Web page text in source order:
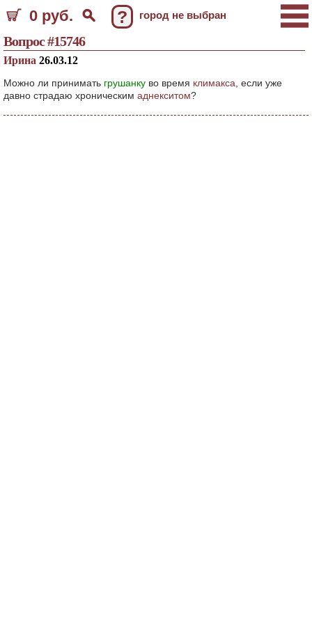
0 руб. ? город не выбран
Вопрос #15746
Ирина 26.03.12
Можно ли принимать грушанку во время климакса , если уже
давно страдаю хроническим аднекситом?